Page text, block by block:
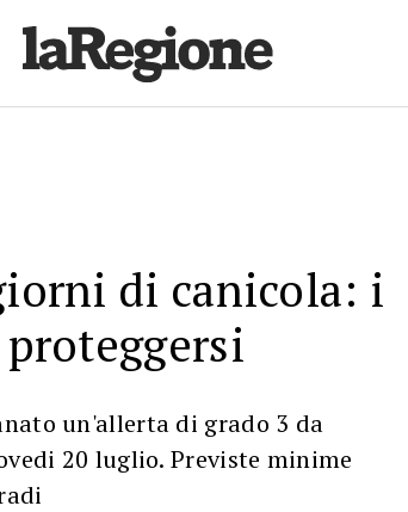
di canicola: i
un'allerta di grado 3 da
20 luglio. Previste minime